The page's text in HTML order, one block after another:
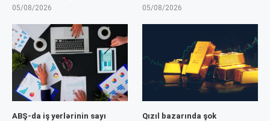
05/08/2026 05/08/2026
ABŞ-da iş yerlərinin sayı
Qızıl bazarında şok